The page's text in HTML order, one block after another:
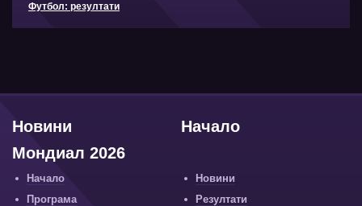
Футбол: резултати
Начало
Новини
Мондиал 2026
Начало
Новини
Програма
Резултати